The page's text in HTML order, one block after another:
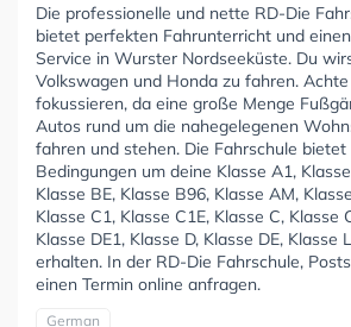
Die professionelle und nette RD-Die
bietet perfekten Fahrunterricht und
Service in Wurster Nordseeküste. Du
Volkswagen und Honda zu fahren.
fokussieren, da eine große Menge
Autos rund um die nahegelegenen
fahren und stehen. Die Fahrschule
Bedingungen um deine Klasse A1,
Klasse BE, Klasse B96, Klasse AM,
Klasse C1, Klasse C1E, Klasse C, Klasse
Klasse DE1, Klasse D, Klasse DE, Klasse
erhalten. In der RD-Die Fahrschule,
einen Termin online anfragen.
German